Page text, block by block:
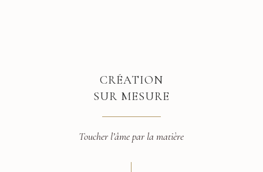
CRÉATION
SUR MESURE
Toucher l’âme par la matière